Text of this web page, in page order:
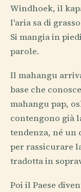
Windhoek, il
l'aria sa di
Si mangia in
parole.
Il mahangu
base che
mahangu pap,
contengono già
tendenza, né un
per rassicurare
tradotta in
Poi il Paese